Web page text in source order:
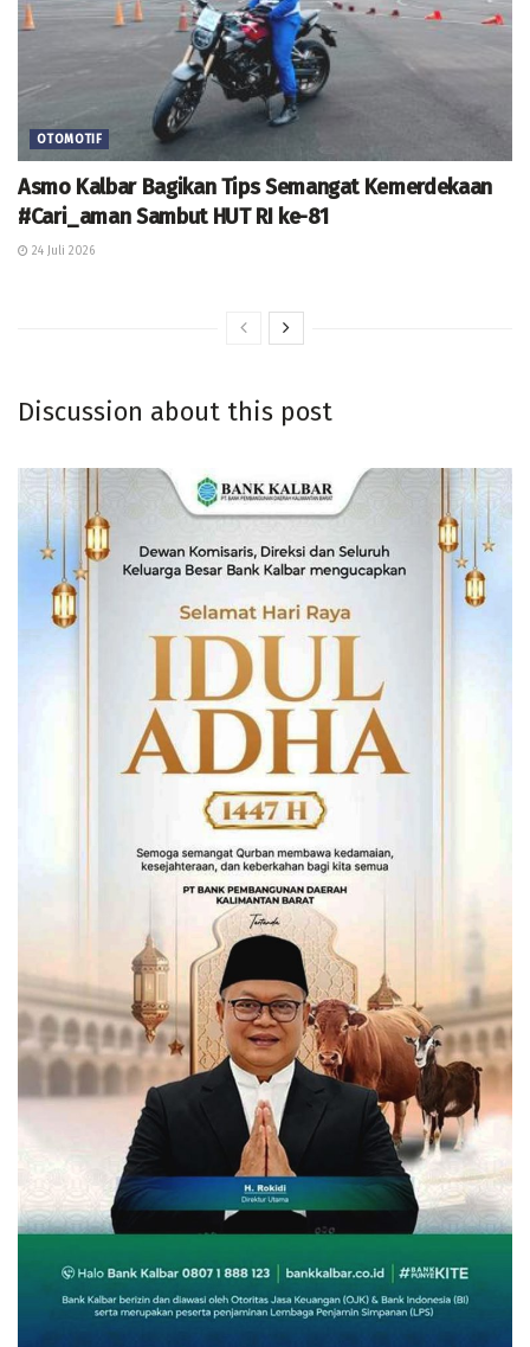
OTOMOTIF
Asmo Kalbar Bagikan Tips Semangat Kemerdekaan
#Cari_aman Sambut HUT RI ke-81
24 Juli 2026
Discussion about this post